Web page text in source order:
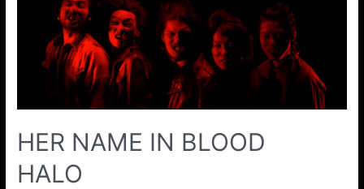
HER NAME IN BLOOD
HALO